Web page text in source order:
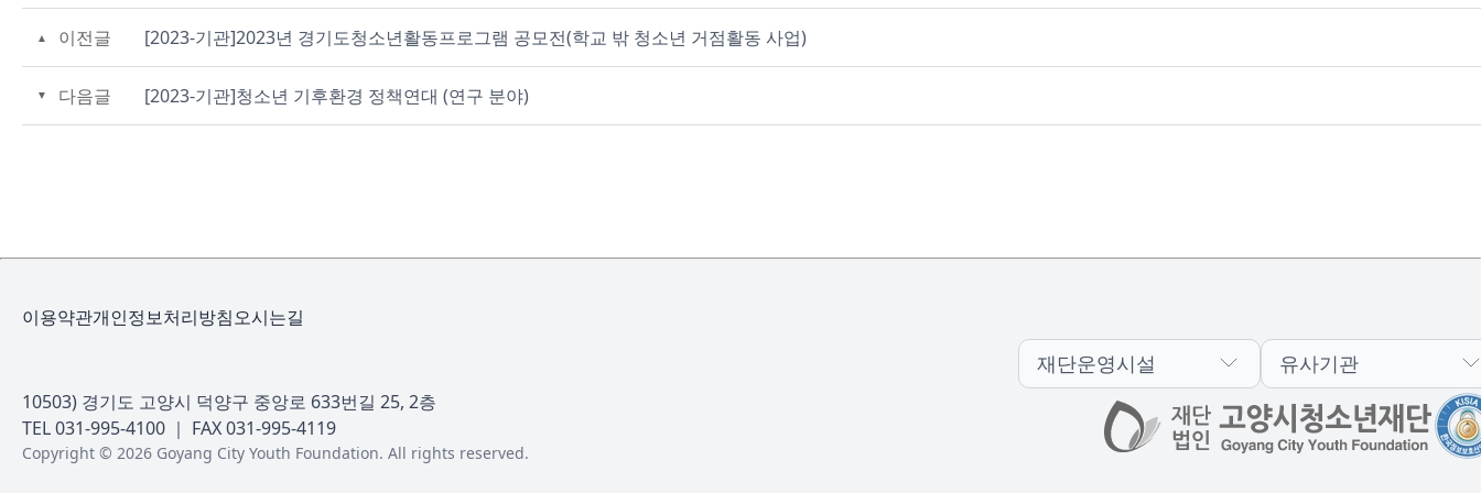
이전글 [2023-기관]2023년 경기도청소년활동프로그램 공모전(학교 밖 청소년 거점활동 사업)
다음글 [2023-기관]청소년 기후환경 정책연대 (연구 분야)
10503) 경기도 고양시 덕양구 중앙로 633번길 25, 2층
TEL 031-995-4100 ｜ FAX 031-995-4119
Copyright © 2026 Goyang City Youth Foundation. All rights reserved.
이용약관개인정보처리방침오시는길
재단운영시설 유사기관